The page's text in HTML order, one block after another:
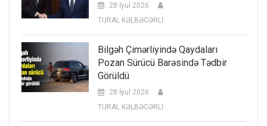
28 İyul 2026
TURAL KƏLBƏCƏRLİ
Bilgəh Çimərliyində Qaydaları
Pozan Sürücü Barəsində Tədbir
Görüldü
28 İyul 2026
TURAL KƏLBƏCƏRLİ